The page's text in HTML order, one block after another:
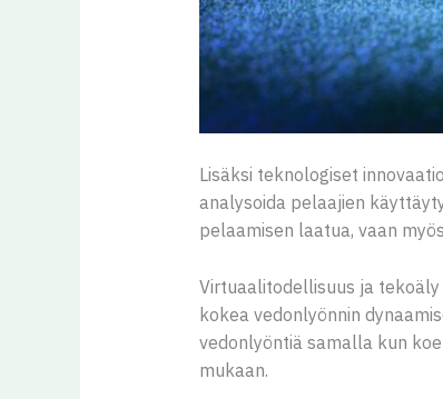
Lisäksi teknologiset
analysoida pelaajien
pelaamisen laatua, vaan
Virtuaalitodellisuus ja
kokea vedonlyönnin
vedonlyöntiä samalla kun
mukaan.